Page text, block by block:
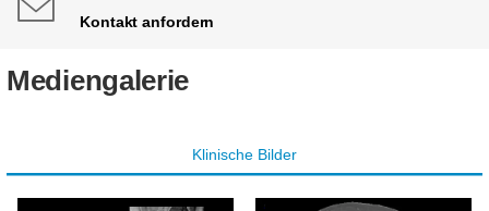
Kontakt anfordern
Mediengalerie
Klinische Bilder